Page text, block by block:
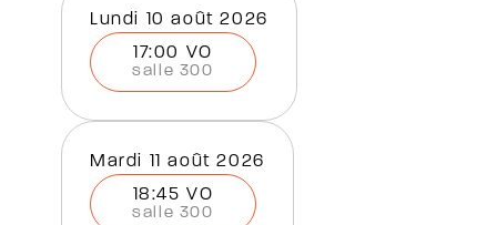
lundi 10 août 2026
17:00 VO
salle 300
mardi 11 août 2026
18:45 VO
salle 300